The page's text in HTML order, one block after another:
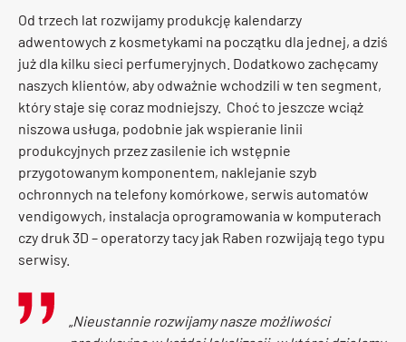
Od trzech lat rozwijamy produkcję kalendarzy
adwentowych z kosmetykami na początku dla jednej, a dziś
już dla kilku sieci perfumeryjnych. Dodatkowo zachęcamy
naszych klientów, aby odważnie wchodzili w ten segment,
który staje się coraz modniejszy. Choć to jeszcze wciąż
niszowa usługa, podobnie jak wspieranie linii
produkcyjnych przez zasilenie ich wstępnie
przygotowanym komponentem, naklejanie szyb
ochronnych na telefony komórkowe, serwis automatów
vendigowych, instalacja oprogramowania w komputerach
czy druk 3D – operatorzy tacy jak Raben rozwijają tego typu
serwisy.
Nieustannie rozwijamy nasze możliwości